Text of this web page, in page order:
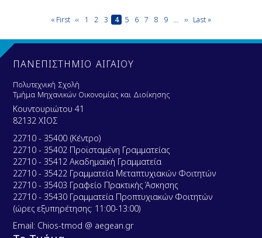
PaginationFirst
« First Previous
‹‹ Page
1 Page
2 Page
3
Current
page
4 Page
5 Page
6 Page
7 Page
8 Page
9 … Next
›› Last
Last »
ΠΑΝΕΠΙΣΤΗΜΙΟ ΑΙΓΑΙΟΥ
Πολυτεχνική Σχολή
Τμήμα Μηχανικών Οικονομίας και Διοίκησης
Κουντουριώτου 41
82132 ΧΙΟΣ
22710 - 35400 (Κέντρο)
22710 - 35402 Προϊσταμένη Γραμματείας
22710 - 35412 Ακαδημαϊκή Γραμματεία
22710 - 35422 Γραμματεία Μεταπτυχιακών Φοιτητών
22710 - 35403 Γραφείο Πρακτικής Άσκησης
22710 - 35430 Γραμματεία Προπτυχιακών Φοιτητών
(ώρες εξυπηρέτησης: 11:00-13:00)
Email: Chios-tmod @ aegean.gr